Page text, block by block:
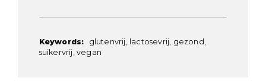
Keywords:
glutenvrij, lactosevrij, gezond,
suikervrij, vegan